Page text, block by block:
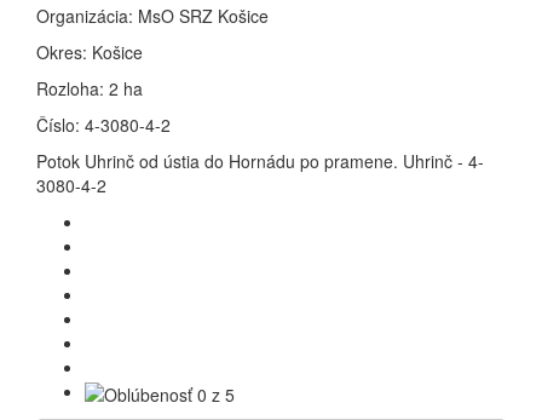
Organizácia: MsO SRZ Košice
Okres: Košice
Rozloha: 2 ha
Číslo: 4-3080-4-2
Potok Uhrinč od ústia do Hornádu po pramene. Uhrinč - 4-
3080-4-2